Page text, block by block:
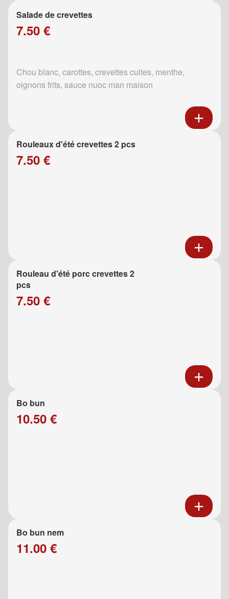
Salade de crevettes
7.50 €
Chou blanc, carottes, crevettes cuites, menthe,
oignons frits, sauce nuoc man maison
Rouleaux d'été crevettes 2 pcs
7.50 €
Rouleau d'été porc crevettes 2
pcs
7.50 €
Bo bun
10.50 €
Bo bun nem
11.00 €